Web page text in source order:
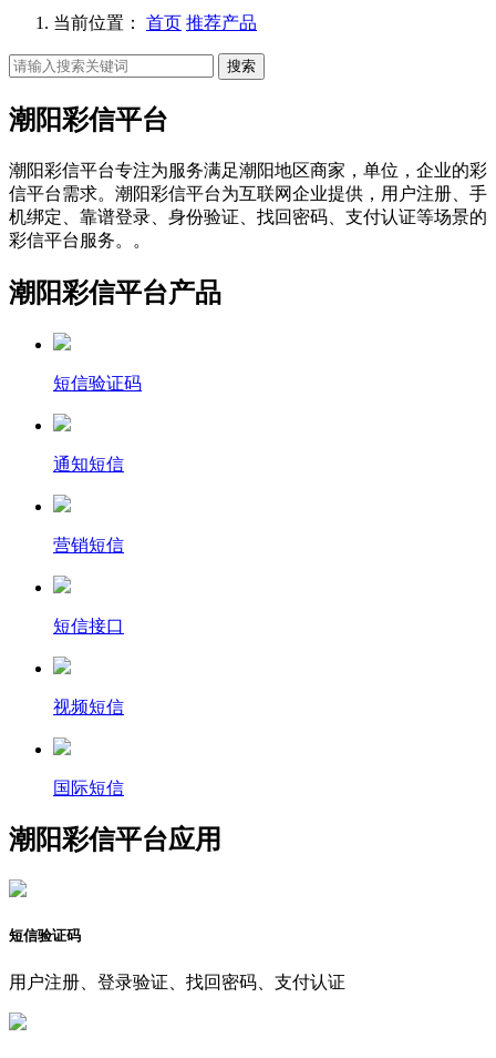
当前位置： 首页 推荐产品
搜索
潮阳彩信平台
潮阳彩信平台专注为服务满足潮阳地区商家，单位，企业的彩
信平台需求。潮阳彩信平台为互联网企业提供，用户注册、手
机绑定、靠谱登录、身份验证、找回密码、支付认证等场景的
彩信平台服务。。
潮阳彩信平台产品
短信验证码
通知短信
营销短信
短信接口
视频短信
国际短信
潮阳彩信平台应用
短信验证码
用户注册、登录验证、找回密码、支付认证